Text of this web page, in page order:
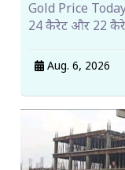
Gold Price
24 कैरेट और 22
Aug. 6, 2026